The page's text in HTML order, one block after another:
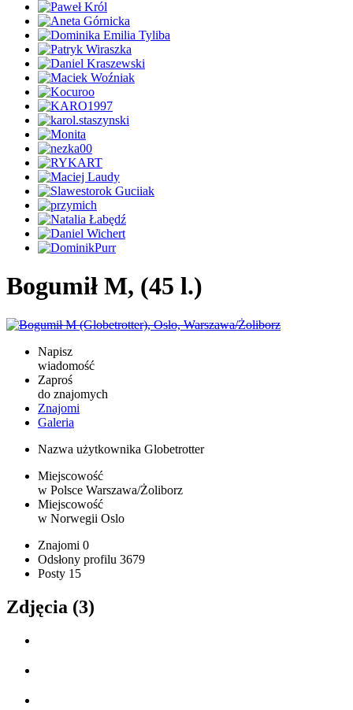
Bogumił M, (45 l.)
Napisz
wiadomość
Zaproś
do znajomych
Znajomi
Galeria
Nazwa użytkownika Globetrotter
Miejscowość
w Polsce Warszawa/Żoliborz
Miejscowość
w Norwegii Oslo
Znajomi 0
Odsłony profilu 3679
Posty 15
Zdjęcia (3)